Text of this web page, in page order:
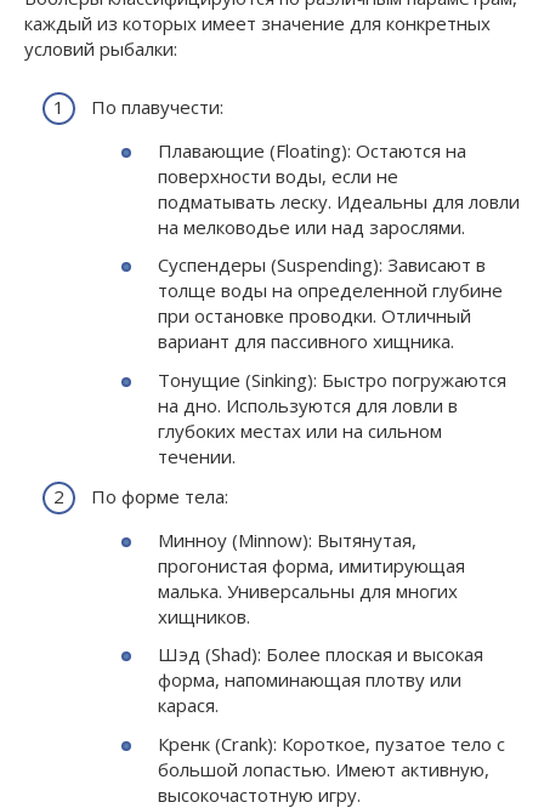
каждый из которых имеет значение для конкретных
условий рыбалки:
По плавучести:
Плавающие (Floating): Остаются на
поверхности воды, если не
подматывать леску. Идеальны для ловли
на мелководье или над зарослями.
Суспендеры (Suspending): Зависают в
толще воды на определенной глубине
при остановке проводки. Отличный
вариант для пассивного хищника.
Тонущие (Sinking): Быстро погружаются
на дно. Используются для ловли в
глубоких местах или на сильном
течении.
По форме тела:
Минноу (Minnow): Вытянутая,
прогонистая форма, имитирующая
малька. Универсальны для многих
хищников.
Шэд (Shad): Более плоская и высокая
форма, напоминающая плотву или
карася.
Кренк (Crank): Короткое, пузатое тело с
большой лопастью. Имеют активную,
высокочастотную игру.